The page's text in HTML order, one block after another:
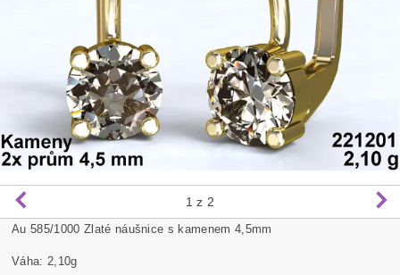
1 z 2
Au 585/1000 Zlaté náušnice s kamenem 4,5mm
Váha: 2,10g